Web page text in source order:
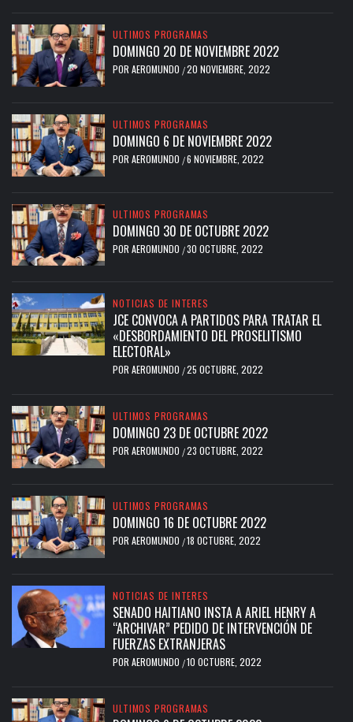
ULTIMOS PROGRAMAS
DOMINGO 20 DE NOVIEMBRE 2022
POR AEROMUNDO /20 NOVIEMBRE, 2022
ULTIMOS PROGRAMAS
DOMINGO 6 DE NOVIEMBRE 2022
POR AEROMUNDO /6 NOVIEMBRE, 2022
ULTIMOS PROGRAMAS
DOMINGO 30 DE OCTUBRE 2022
POR AEROMUNDO /30 OCTUBRE, 2022
NOTICIAS DE INTERES
JCE CONVOCA A PARTIDOS PARA TRATAR EL
«DESBORDAMIENTO DEL PROSELITISMO
ELECTORAL»
POR AEROMUNDO /25 OCTUBRE, 2022
ULTIMOS PROGRAMAS
DOMINGO 23 DE OCTUBRE 2022
POR AEROMUNDO /23 OCTUBRE, 2022
ULTIMOS PROGRAMAS
DOMINGO 16 DE OCTUBRE 2022
POR AEROMUNDO /18 OCTUBRE, 2022
NOTICIAS DE INTERES
SENADO HAITIANO INSTA A ARIEL HENRY A
“ARCHIVAR” PEDIDO DE INTERVENCIÓN DE
FUERZAS EXTRANJERAS
POR AEROMUNDO /10 OCTUBRE, 2022
ULTIMOS PROGRAMAS